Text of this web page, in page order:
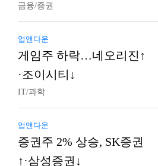
금융/증권
업앤다운
게임주 하락…네오리진↑
·조이시티↓
IT/과학
업앤다운
증권주 2% 상승, SK증권
↑·삼성증권↓